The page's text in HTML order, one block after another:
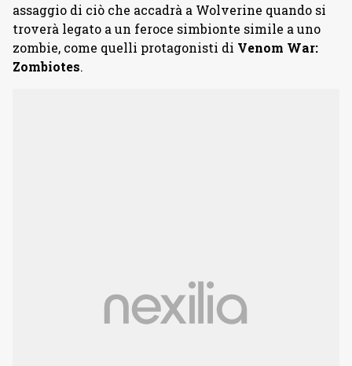
assaggio di ciò che accadrà a Wolverine quando si
troverà legato a un feroce simbionte simile a uno
zombie, come quelli protagonisti di Venom War:
Zombiotes.